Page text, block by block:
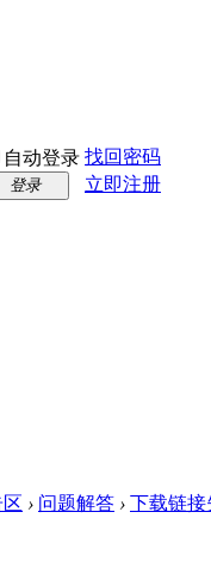
自动登录 找回密码
登录
立即注册
› 问题解答 › 下载链接